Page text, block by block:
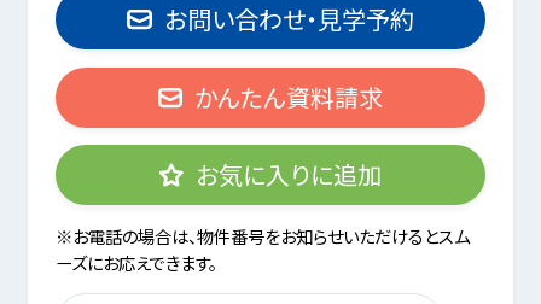
お問い合わせ・見学予約
かんたん資料請求
お気に入りに追加
※お電話の場合は、物件番号をお知らせいただけるとスム
ーズにお応えできます。